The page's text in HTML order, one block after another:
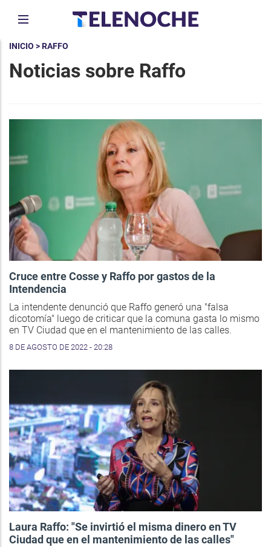
INICIO > RAFFO
Noticias sobre Raffo
Cruce entre Cosse y Raffo por gastos de la
Intendencia
La intendente denunció que Raffo generó una "falsa
dicotomía" luego de criticar que la comuna gasta lo mismo
en TV Ciudad que en el mantenimiento de las calles.
8 DE AGOSTO DE 2022 - 20:28
Laura Raffo: "Se invirtió el misma dinero en TV
Ciudad que en el mantenimiento de las calles"